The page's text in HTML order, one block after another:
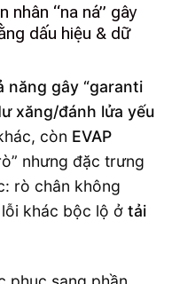
nhân “na ná” gây
dấu hiệu & dữ
năng gây “garanti
xăng/đánh lửa yếu
còn EVAP
nhưng đặc trưng
rò chân không
khác bộc lộ ở tải